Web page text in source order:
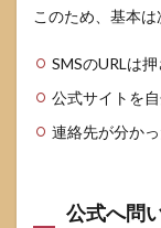
被害
ぐた
に、
情報
だけ
このため、基本は
SMSのURLは
公式サイトを
連絡先が分か
公式へ問